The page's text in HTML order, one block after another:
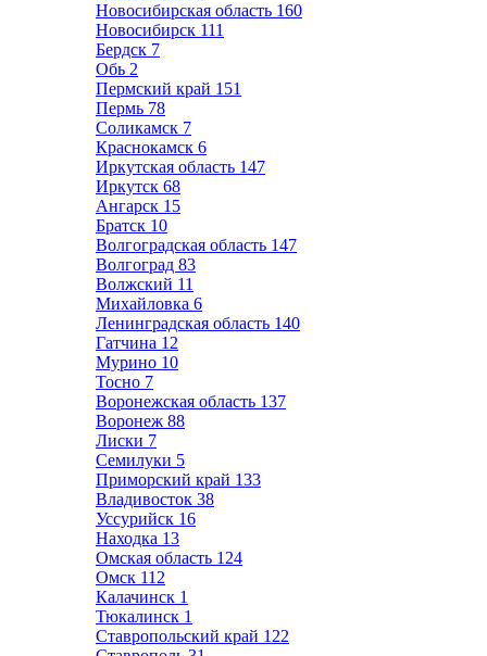
Новосибирская область 160
Новосибирск 111
Бердск 7
Обь 2
Пермский край 151
Пермь 78
Соликамск 7
Краснокамск 6
Иркутская область 147
Иркутск 68
Ангарск 15
Братск 10
Волгоградская область 147
Волгоград 83
Волжский 11
Михайловка 6
Ленинградская область 140
Гатчина 12
Мурино 10
Тосно 7
Воронежская область 137
Воронеж 88
Лиски 7
Семилуки 5
Приморский край 133
Владивосток 38
Уссурийск 16
Находка 13
Омская область 124
Омск 112
Калачинск 1
Тюкалинск 1
Ставропольский край 122